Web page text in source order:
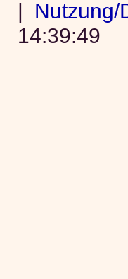
| Nutzung/
14:39:49